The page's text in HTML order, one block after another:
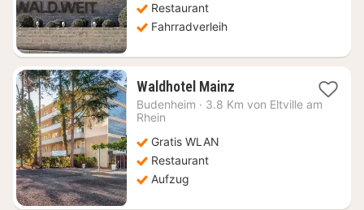
Restaurant
Fahrradverleih
Waldhotel Mainz1
Nacht
Budenheim · 3.8 Km von Eltville am
Rhein
Gratis WLAN
Restaurant
Aufzug